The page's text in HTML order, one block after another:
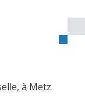
à Metz